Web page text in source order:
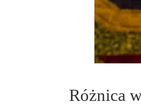
Różnica